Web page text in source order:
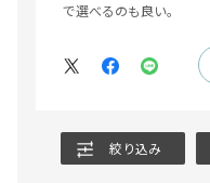
で選べるのも良い。
絞り込み